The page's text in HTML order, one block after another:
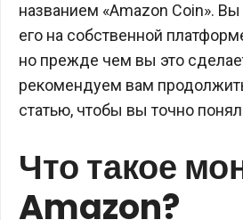
названием «Amazon Coin».
его на собственной
но прежде чем вы это
рекомендуем вам
статью, чтобы вы точно
Что такое
Amazon?